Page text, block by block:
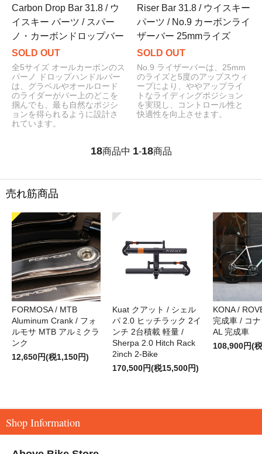
Carbon Drop Bar 31.8 / ウ
イスキー パーツ / スパー
ノ・カーボンドロップバー
SOLD OUT
全5サイズ オールカーボンのス
パーノ ドロップハンドルバー
は、グラベルやオールロード
のライダーがバー上のどこを
掴んでも、最も自然なポジシ
ョンを得られるように設計さ
れています。
Riser Bar 31.8 / ウイスキー
パーツ / No.9 カーボンライ
ザーバー 25mmライズ
SOLD OUT
No.9 ライザーバーは、25mm
のライズと5度のアップスウィ
ープにより、ややアップライ
トなライディングポジション
を実現し、コントロール性と
快適性を向上させます。
18商品中 1-18商品
売れ筋商品
FORMOSA / MTB
Aluminum Crank / フォ
ルモサ MTB アルミクラ
ンク
12,650円(税1,150円)
Kuat クアット / シェル
パ 2.0 ヒッチラック 2イ
ンチ 2台積載 軽量 /
Sherpa 2.0 Hitch Rack
2inch 2-Bike
170,500円(税15,500円)
KONA /
完成車 / コ
AL 完成車
108,900円(
Shop Information